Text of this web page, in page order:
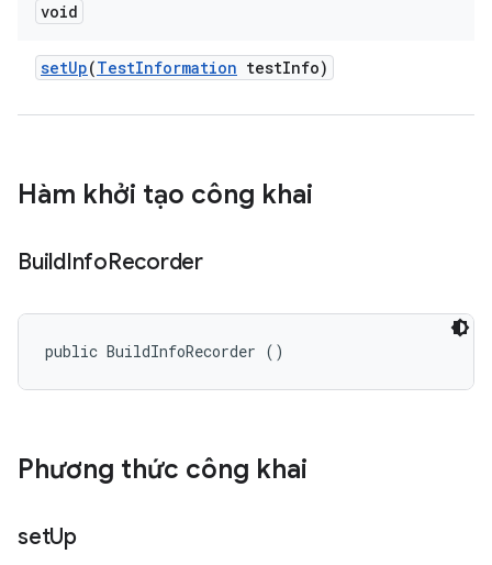
void
setUp(TestInformation testInfo)
Hàm khởi tạo công khai
BuildInfoRecorder
public BuildInfoRecorder ()
Phương thức công khai
setUp